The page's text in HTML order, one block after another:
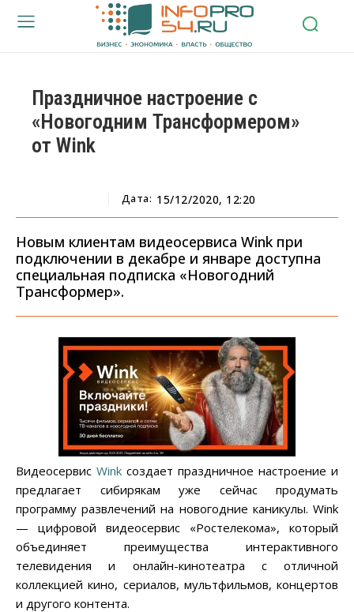
Праздничное настроение c
«Новогодним Трансформером»
от Wink
Дата: 15/12/2020, 12:20
Новым клиентам видеосервиса Wink при
подключении в декабре и январе доступна
специальная подписка «Новогодний
Трансформер».
Видеосервис Wink создает праздничное настроение и
предлагает сибирякам уже сейчас продумать
программу развлечений на новогодние каникулы. Wink
— цифровой видеосервис «Ростелекома», который
объединяет преимущества интерактивного
телевидения и онлайн-кинотеатра с отличной
коллекцией кино, сериалов, мультфильмов, концертов
и другого контента.